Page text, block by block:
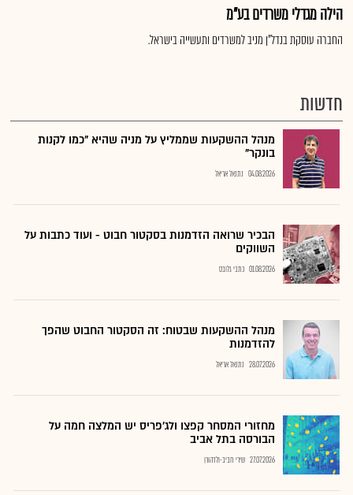
הילה מגדלי משרדים בע"מ
החברה עוסקת בנדל"ן מניב למשרדים ותעשייה בישראל.
חדשות
מנהל ההשקעות שממליץ על מניה שהיא "כמו לקנות
בונקר"
04.08.2026 נתנאל אריאל
הבכיר שרואה הזדמנות בסקטור חבוט - ועוד כתבות על
השווקים
01.08.2026 כתבי גלובס
מנהל ההשקעות שבטוח: זה הסקטור החבוט שהפך
להזדמנות
28.07.2026 נתנאל אריאל
מחזורי המסחר קפצו ולג'פריס יש המלצה חמה על
הבורסה בתל אביב
27.07.2026 שירי חביב-ולדהורן